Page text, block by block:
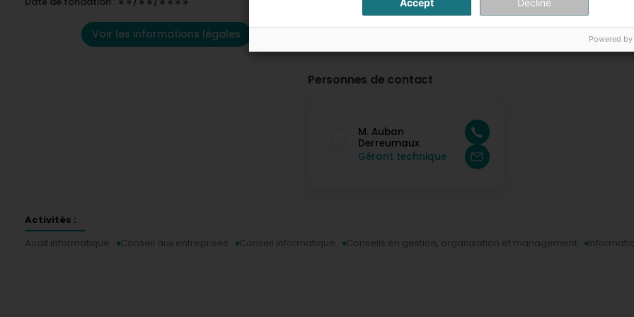
Voir les informations légales
Personnes de contact
M. Auban
Derreumaux
Gérant technique
Activités :
Audit informatique
Conseil aux entreprises Conseil informatique Conseils en gestion, organisation et management
Accept Decline
Powered by